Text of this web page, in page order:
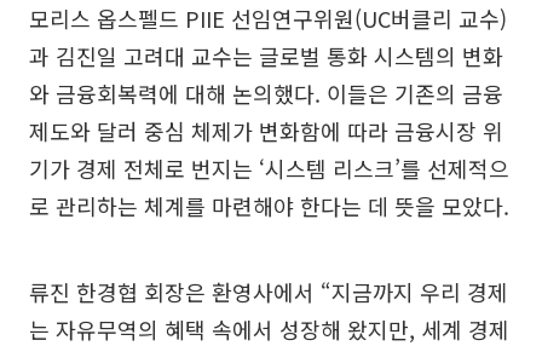
모리스 옵스펠드 PIIE 선임연구위원(UC버클리 교수)
과 김진일 고려대 교수는 글로벌 통화 시스템의 변화
와 금융회복력에 대해 논의했다. 이들은 기존의 금융
제도와 달러 중심 체제가 변화함에 따라 금융시장 위
기가 경제 전체로 번지는 ‘시스템 리스크’를 선제적으
로 관리하는 체계를 마련해야 한다는 데 뜻을 모았다.
류진 한경협 회장은 환영사에서 “지금까지 우리 경제
는 자유무역의 혜택 속에서 성장해 왔지만, 세계 경제